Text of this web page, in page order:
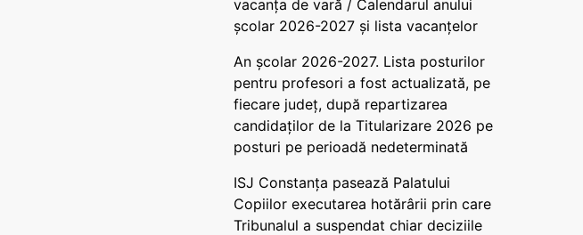
vacanța de vară / Calendarul anului
școlar 2026-2027 și lista vacanțelor
An școlar 2026-2027. Lista posturilor
pentru profesori a fost actualizată, pe
fiecare județ, după repartizarea
candidaților de la Titularizare 2026 pe
posturi pe perioadă nedeterminată
ISJ Constanța pasează Palatului
Copiilor executarea hotărârii prin care
Tribunalul a suspendat chiar deciziile